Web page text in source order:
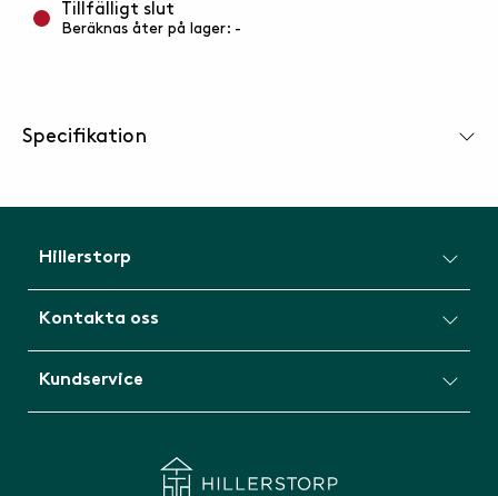
Tillfälligt slut
Beräknas åter på lager: -
Specifikation
Hillerstorp
Kontakta oss
Kundservice